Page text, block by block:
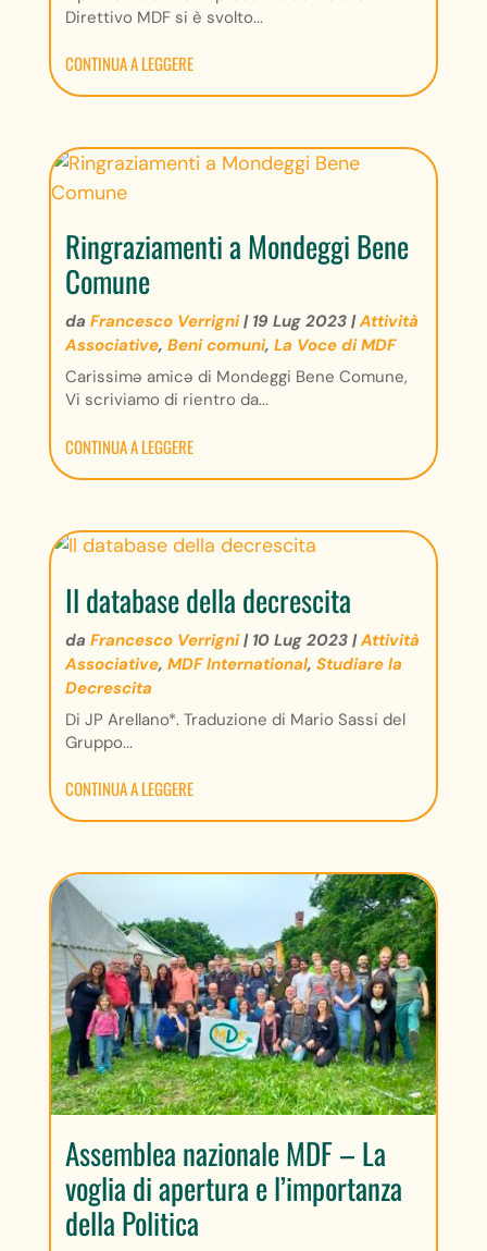
Direttivo MDF si è svolto...
CONTINUA A LEGGERE
Ringraziamenti a Mondeggi Bene
Comune
da Francesco Verrigni| 19 Lug 2023|Attività
Associative, Beni comuni, La Voce di MDF
Carissimə amicə di Mondeggi Bene Comune,
Vi scriviamo di rientro da...
CONTINUA A LEGGERE
Il database della decrescita
da Francesco Verrigni| 10 Lug 2023|Attività
Associative, MDF International, Studiare la
Decrescita
Di JP Arellano*. Traduzione di Mario Sassi del
Gruppo...
CONTINUA A LEGGERE
Assemblea nazionale MDF – La
voglia di apertura e l’importanza
della Politica